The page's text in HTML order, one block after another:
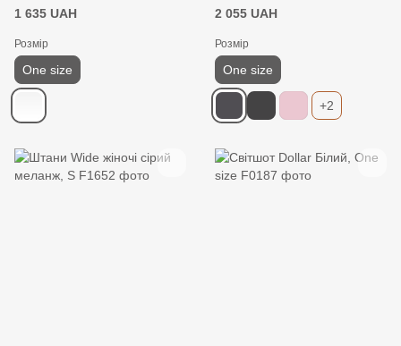
1 635 UAH
Розмір
One size
2 055 UAH
Розмір
One size
+2